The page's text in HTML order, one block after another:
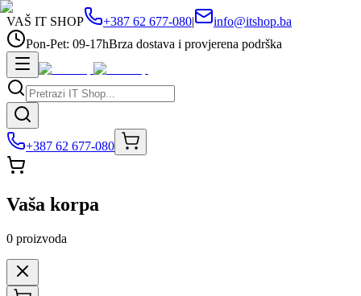
VAŠ IT SHOP +387 62 677-080|
info@itshop.ba
Pon-Pet: 09-17hBrza dostava i provjerena podrška
+387 62 677-080
Vaša korpa
0 proizvoda